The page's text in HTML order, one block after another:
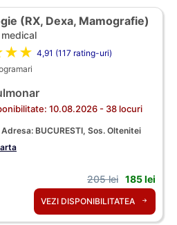
(RX, Dexa, Mamografie)
4,91 (117 rating-uri)
10.08.2026 - 38 locuri
Adresa: BUCURESTI, Sos. Oltenitei
205 lei 185 lei
VEZI DISPONIBILITATEA